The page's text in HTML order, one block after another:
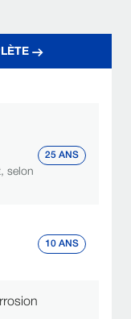
selon
25 ANS
10 ANS